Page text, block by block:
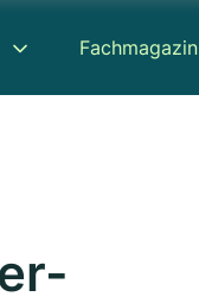
Fachmagazin